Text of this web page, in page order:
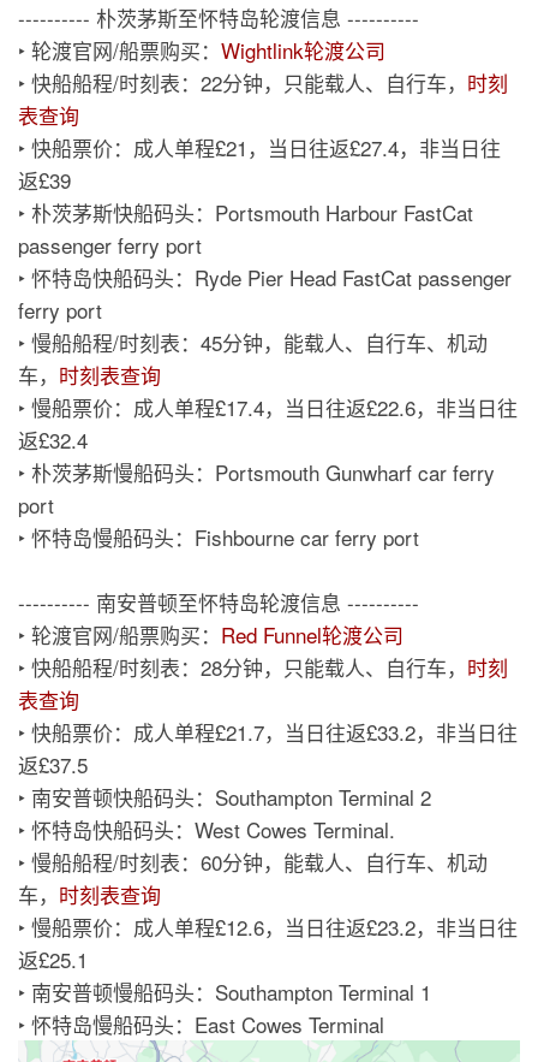
---------- 朴茨茅斯至怀特岛轮渡信息 ----------
‣ 轮渡官网/船票购买： Wightlink轮渡公司
‣ 快船船程/时刻表：22分钟，只能载人、自行车， 时刻
表查询
‣ 快船票价：成人单程£21，当日往返£27.4，非当日往
返£39
‣ 朴茨茅斯快船码头：Portsmouth Harbour FastCat
passenger ferry port
‣ 怀特岛快船码头：Ryde Pier Head FastCat passenger
ferry port
‣ 慢船船程/时刻表：45分钟，能载人、自行车、机动
车， 时刻表查询
‣ 慢船票价：成人单程£17.4，当日往返£22.6，非当日往
返£32.4
‣ 朴茨茅斯慢船码头：Portsmouth Gunwharf car ferry
port
‣ 怀特岛慢船码头：Fishbourne car ferry port
---------- 南安普顿至怀特岛轮渡信息 ----------
‣ 轮渡官网/船票购买： Red Funnel轮渡公司
‣ 快船船程/时刻表：28分钟，只能载人、自行车， 时刻
表查询
‣ 快船票价：成人单程£21.7，当日往返£33.2，非当日往
返£37.5
‣ 南安普顿快船码头：Southampton Terminal 2
‣ 怀特岛快船码头：West Cowes Terminal.
‣ 慢船船程/时刻表：60分钟，能载人、自行车、机动
车， 时刻表查询
‣ 慢船票价：成人单程£12.6，当日往返£23.2，非当日往
返£25.1
‣ 南安普顿慢船码头：Southampton Terminal 1
‣ 怀特岛慢船码头：East Cowes Terminal